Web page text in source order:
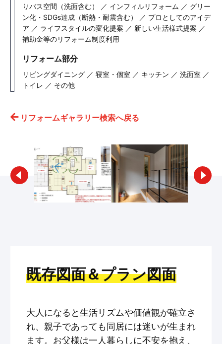
りバス空間（洗面含む） ／ インフィルリフォーム ／ グリー
ン化・SDGs達成（断熱・耐震含む） ／ プロとしてのアイデ
ア ／ ライフスタイルの変化提案 ／ 新しい生活様式提案 ／
補助金等のリフォーム制度利用
リフォーム部分
リビングダイニング ／ 寝室・個室 ／ キッチン ／ 洗面室 ／
トイレ ／ その他
リフォームギャラリー検索へ戻る
既存図面＆プラン図面
大人になると生活リズムや価値観が確立さ
れ、親子であっても同居には迷いが生まれ
ます。お父様は一人暮らしに不安を抱え、